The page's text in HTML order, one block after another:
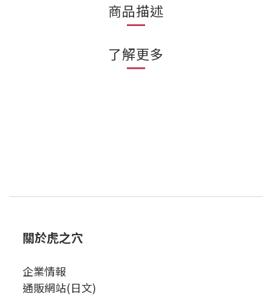
商品描述
了解更多
關於虎之穴
企業情報
通販網站(日文)